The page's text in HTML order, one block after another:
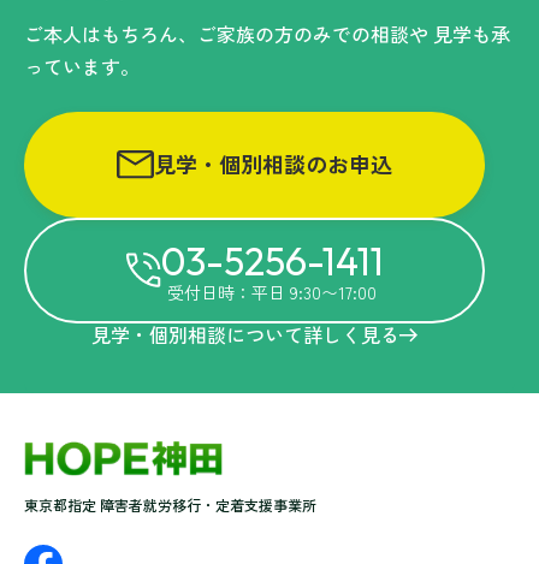
ご本人はもちろん、ご家族の方のみでの相談や 見学も承
っています。
見学・個別相談のお申込
03-5256-1411
受付日時：平日 9:30〜17:00
見学・個別相談について詳しく見る
東京都指定 障害者就労移行・定着支援事業所